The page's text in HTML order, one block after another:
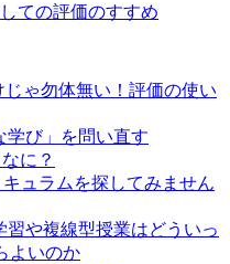
ての評価のすすめ
じゃ勿体無い！評価の使い
学び」を問い直す
に？
ュラムを探してみません
習や複線型授業はどういっ
よいのか